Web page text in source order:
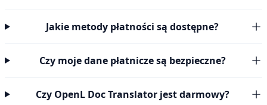
Jakie metody płatności są dostępne?
Czy moje dane płatnicze są bezpieczne?
Czy OpenL Doc Translator jest darmowy?